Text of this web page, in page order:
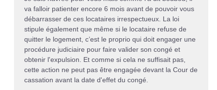
va falloir patienter encore 6 mois avant de pouvoir vous
débarrasser de ces locataires irrespectueux. La loi
stipule également que même si le locataire refuse de
quitter le logement, c’est le proprio qui doit engager une
procédure judiciaire pour faire valider son congé et
obtenir l'expulsion. Et comme si cela ne suffisait pas,
cette action ne peut pas être engagée devant la Cour de
cassation avant la date d'effet du congé.